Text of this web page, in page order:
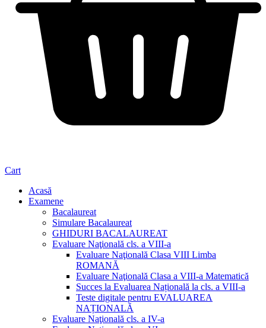
Cart
Acasă
Examene
Bacalaureat
Simulare Bacalaureat
GHIDURI BACALAUREAT
Evaluare Naţională cls. a VIII-a
Evaluare Naţională Clasa VIII Limba
ROMANĂ
Evaluare Naţională Clasa a VIII-a Matematică
Succes la Evaluarea Națională la cls. a VIII-a
Teste digitale pentru EVALUAREA
NAȚIONALĂ
Evaluare Naţională cls. a IV-a